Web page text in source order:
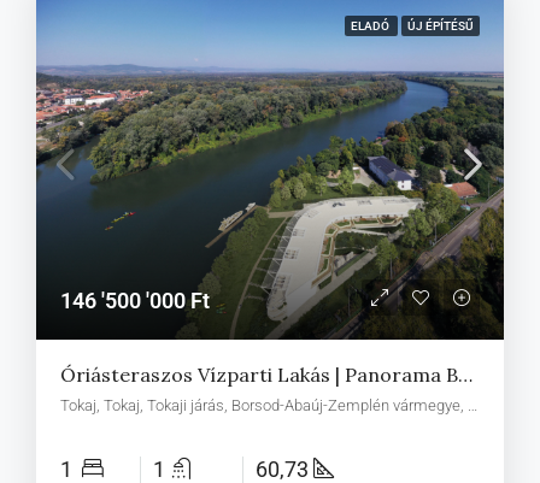
ELADÓ ÚJ ÉPÍTÉSŰ
146 '500 '000 Ft
Óriásteraszos Vízparti Lakás | Panorama Boutique 49 H1
Tokaj, Tokaj, Tokaji járás, Borsod-Abaúj-Zemplén vármegye, Észak-Magyarország, Alföld és Észak, Magyarország
1 1 60,73